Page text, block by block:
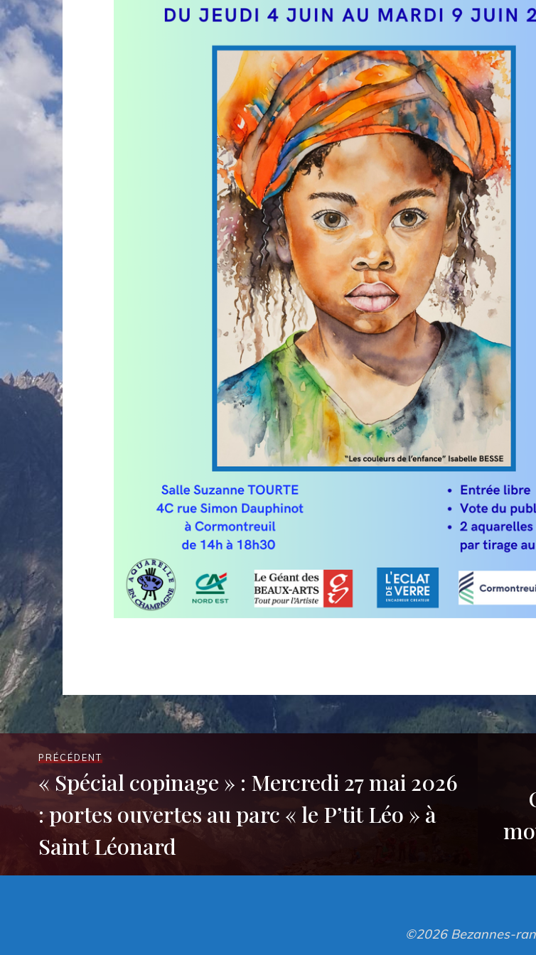
PRÉCÉDENT
« Spécial copinage » : Mercredi 27 mai 2026
: portes ouvertes au parc « le P’tit Léo » à
Saint Léonard
©2026 Bezannes-